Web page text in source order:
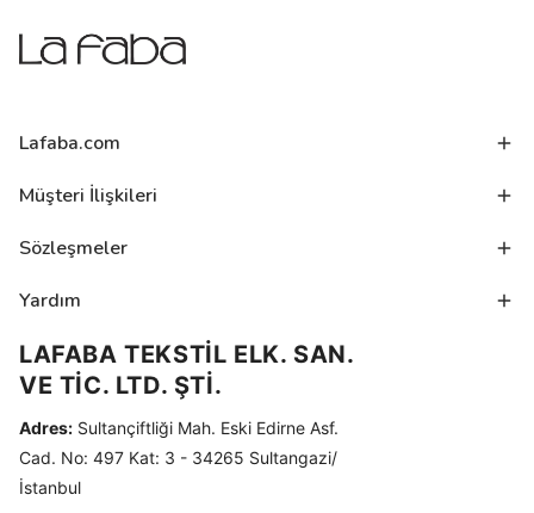
Lafaba.com
Müşteri İlişkileri
Sözleşmeler
Yardım
LAFABA TEKSTİL ELK. SAN.
VE TİC. LTD. ŞTİ.
Adres: Sultançiftliği Mah. Eski Edirne Asf.
Cad. No: 497 Kat: 3 - 34265 Sultangazi/
İstanbul